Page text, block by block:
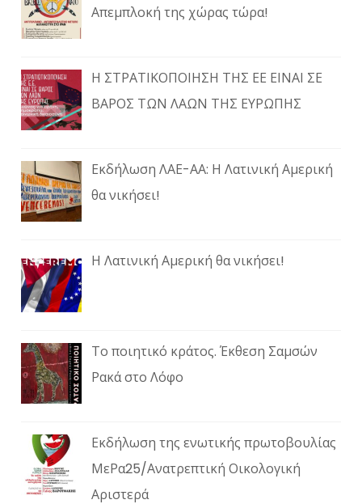
Απεμπλοκή της χώρας τώρα!
Η ΣΤΡΑΤΙΚΟΠΟΙΗΣΗ ΤΗΣ ΕΕ ΕΙΝΑΙ ΣΕ
ΒΑΡΟΣ ΤΩΝ ΛΑΩΝ ΤΗΣ ΕΥΡΩΠΗΣ
Εκδήλωση ΛΑΕ-ΑΑ: Η Λατινική Αμερική
θα νικήσει!
Η Λατινική Αμερική θα νικήσει!
Το ποιητικό κράτος. Έκθεση Σαμσών
Ρακά στο Λόφο
Εκδήλωση της ενωτικής πρωτοβουλίας
ΜεΡα25/Ανατρεπτική Οικολογική
Αριστερά